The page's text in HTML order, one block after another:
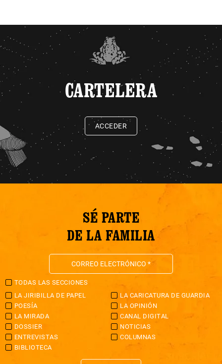
CARTELERA
ACCEDER
SÉ PARTE
DE LA FAMILIA
TODAS LAS SECCIONES
LA JIRIBILLA DE PAPEL
LA CARICATURA DE GUARDIA
POESÍA
LA OPINIÓN
LA MIRADA
CANAL DIGITAL
DOSSIER
NOTICIAS
ENTREVISTAS
COLUMNAS
BIBLIOTECA